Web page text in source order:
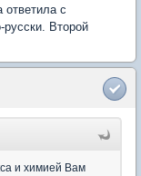
с
русски. Второй
и химией Вам